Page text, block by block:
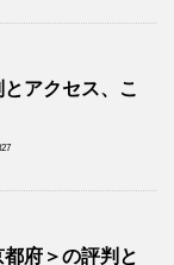
アクセス、こ
府＞の評判と